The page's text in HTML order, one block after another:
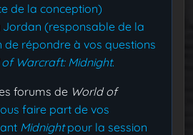
de la conception)
(responsable de la
répondre à vos questions
Warcraft: Midnight.
forums de World of
faire part de vos
Midnightpour la session